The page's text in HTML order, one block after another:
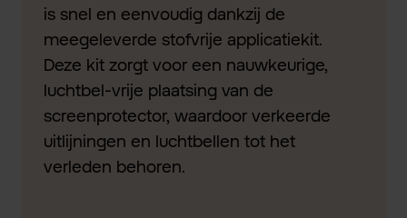
is snel en eenvoudig dankzij de
meegeleverde stofvrije applicatiekit.
Deze kit zorgt voor een nauwkeurige,
luchtbel-vrije plaatsing van de
screenprotector, waardoor verkeerde
uitlijningen en luchtbellen tot het
verleden behoren.